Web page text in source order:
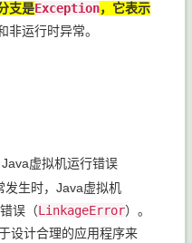
支是Exception，它表示
非运行时异常。
虚拟机运行错误
发生时，Java虚拟机
误（LinkageError）。
设计合理的应用程序来